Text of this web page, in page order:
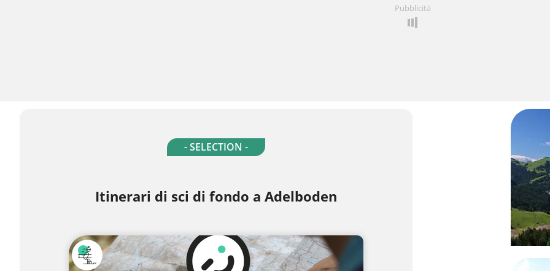
Pubblicità
- SELECTION -
Itinerari di sci di fondo a Adelboden